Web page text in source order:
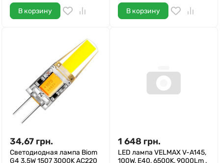
В корзину В корзину
34,67 грн.
Светодиодная лампа Biom
G4 3.5W 1507 3000K AC220
1 648 грн.
LED лампа VELMAX V-A145,
100W, E40, 6500K, 9000Lm .